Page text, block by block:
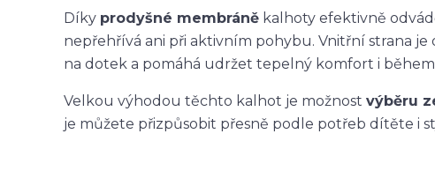
Díky prodyšné membráně kalhoty efektivně
nepřehřívá ani při aktivním pohybu. Vnitřní strana je
na dotek a pomáhá udržet tepelný komfort i
Velkou výhodou těchto kalhot je možnost výběru
je můžete přizpůsobit přesně podle potřeb dítěte i